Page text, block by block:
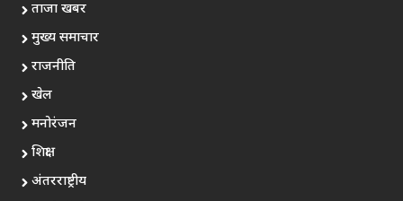
ताजा खबर
मुख्य समाचार
राजनीति
खेल
मनोरंजन
शिक्षा
अंतरराष्ट्रीय